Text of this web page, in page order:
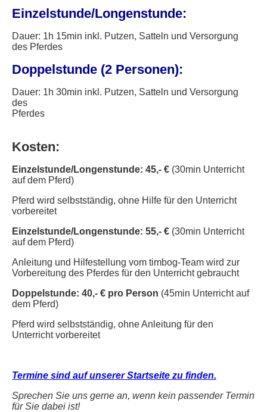
Einzelstunde/Longenstunde:
Dauer: 1h 15min inkl. Putzen, Satteln und Versorgung
des Pferdes
Doppelstunde (2 Personen):
Dauer: 1h 30min inkl. Putzen, Satteln und Versorgung
des
Pferdes
Kosten:
Einzelstunde/Longenstunde: 45,- € (30min Unterricht
auf dem Pferd)
Pferd wird selbstständig, ohne Hilfe für den Unterricht
vorbereitet
Einzelstunde/Longenstunde: 55,- € (30min Unterricht
auf dem Pferd)
Anleitung und Hilfestellung vom timbog-Team wird zur
Vorbereitung des Pferdes für den Unterricht gebraucht
Doppelstunde: 40,- € pro Person (45min Unterricht auf
dem Pferd)
Pferd wird selbstständig, ohne Anleitung für den
Unterricht vorbereitet
Termine sind auf unserer Startseite zu finden.
Sprechen Sie uns gerne an, wenn kein passender Termin
für Sie dabei ist!